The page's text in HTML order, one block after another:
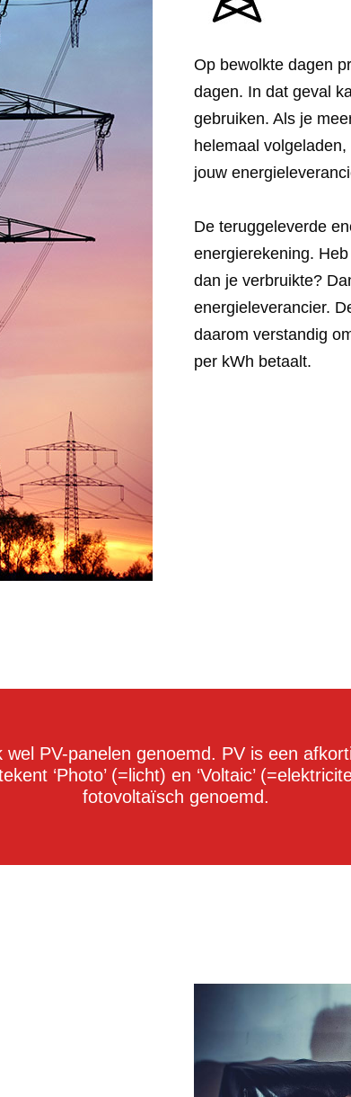
Op bewolkte dagen
dagen. In dat geval
gebruiken. Als je
helemaal
jouw
De teruggeleverde
energierekening.
dan je verbruikte?
energieleverancier.
daarom verstandig
per kWh betaalt.
PV-panelen genoemd. PV is een
‘Photo’ (=licht) en ‘Voltaic’
fotovoltaïsch genoemd.